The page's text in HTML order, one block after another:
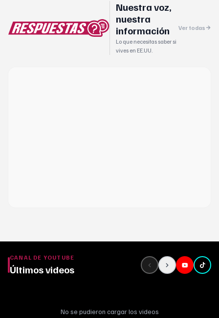
Nuestra voz,
nuestra
información
Lo que necesitas saber si
vives en EE.UU.
Ver todas
CANAL DE YOUTUBE
Últimos videos
No se pudieron cargar los videos